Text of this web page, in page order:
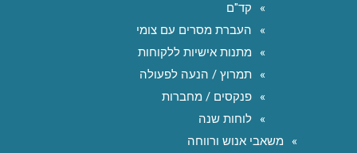
קד"ם
העברת מסרים עם צומי
מתנות אישיות ללקוחות
תמרוץ / הנעה לפעולה
פנקסים / מחברות
לוחות שנה
משאבי אנוש ורווחה